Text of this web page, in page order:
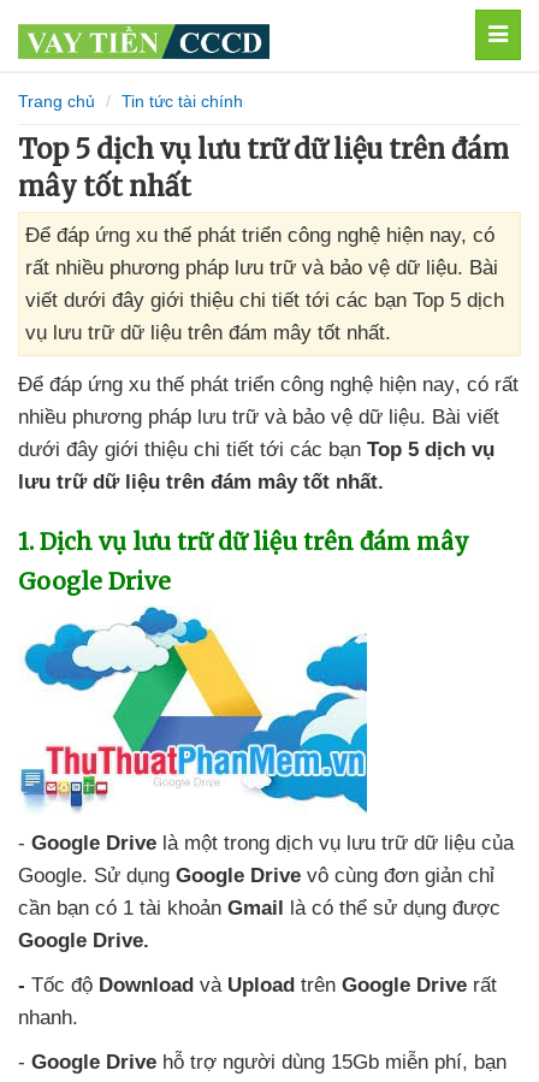
Trang chủ Tin tức tài chính
Top 5 dịch vụ lưu trữ dữ liệu trên đám
mây tốt nhất
Để đáp ứng xu thế phát triển công nghệ hiện nay, có
rất nhiều phương pháp lưu trữ và bảo vệ dữ liệu. Bài
viết dưới đây giới thiệu chi tiết tới các bạn Top 5 dịch
vụ lưu trữ dữ liệu trên đám mây tốt nhất.
Để đáp ứng xu thế phát triển công nghệ hiện nay, có rất
nhiều phương pháp lưu trữ và bảo vệ dữ liệu. Bài viết
dưới đây giới thiệu chi tiết tới các bạn Top 5 dịch vụ
lưu trữ dữ liệu trên đám mây tốt nhất.
1. Dịch vụ lưu trữ dữ liệu trên đám mây
Google Drive
- Google Drive là một trong dịch vụ lưu trữ dữ liệu của
Google. Sử dụng Google Drive vô cùng đơn giản chỉ
cần bạn có 1 tài khoản Gmail là có thể sử dụng được
Google Drive.
- Tốc độ Download và Upload trên Google Drive rất
nhanh.
- Google Drive hỗ trợ người dùng 15Gb miễn phí, bạn